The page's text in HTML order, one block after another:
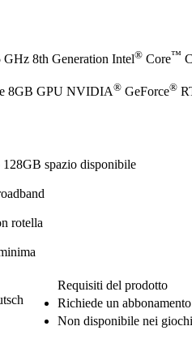
GHz 8th Generation Intel® Core™
8GB GPU NVIDIA® GeForce®
spazio disponibile
rotella
Requisiti del prodotto
Richiede un
Non disponibile nei